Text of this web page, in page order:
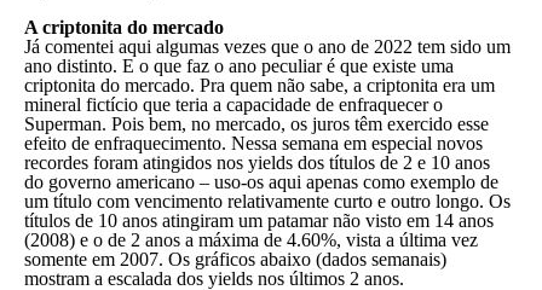
A criptonita do mercado
Já comentei aqui algumas vezes que o ano de 2022 tem sido um
ano distinto. E o que faz o ano peculiar é que existe uma
criptonita do mercado. Pra quem não sabe, a criptonita era um
mineral fictício que teria a capacidade de enfraquecer o
Superman. Pois bem, no mercado, os juros têm exercido esse
efeito de enfraquecimento. Nessa semana em especial novos
recordes foram atingidos nos yields dos títulos de 2 e 10 anos
do governo americano – uso-os aqui apenas como exemplo de
um título com vencimento relativamente curto e outro longo. Os
títulos de 10 anos atingiram um patamar não visto em 14 anos
(2008) e o de 2 anos a máxima de 4.60%, vista a última vez
somente em 2007. Os gráficos abaixo (dados semanais)
mostram a escalada dos yields nos últimos 2 anos.